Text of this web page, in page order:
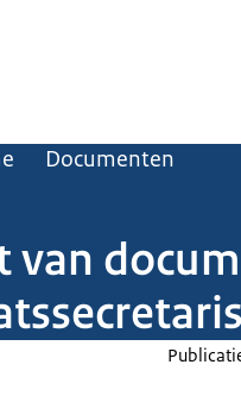
Documenten
van